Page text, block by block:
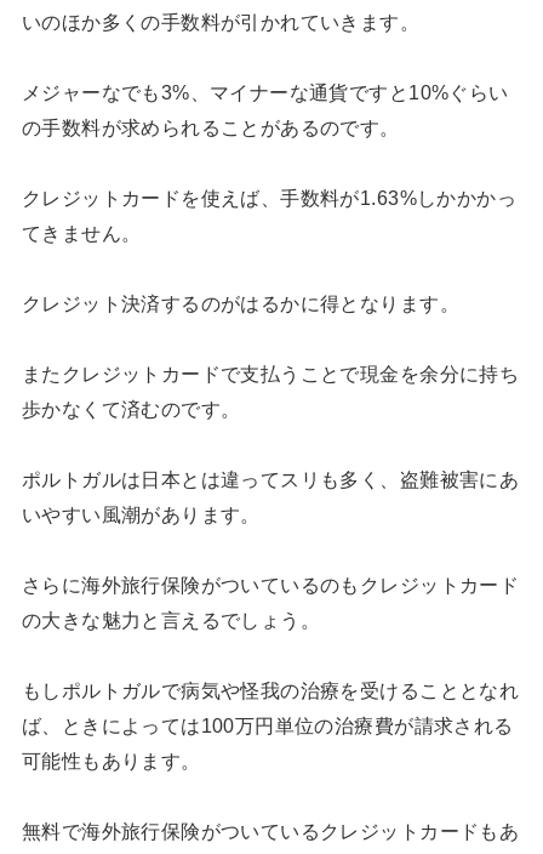
いのほか多くの手数料が引かれていきます。
メジャーなでも3%、マイナーな通貨ですと10%ぐらい
の手数料が求められることがあるのです。
クレジットカードを使えば、手数料が1.63%しかかかっ
てきません。
クレジット決済するのがはるかに得となります。
またクレジットカードで支払うことで現金を余分に持ち
歩かなくて済むのです。
ポルトガルは日本とは違ってスリも多く、盗難被害にあ
いやすい風潮があります。
さらに海外旅行保険がついているのもクレジットカード
の大きな魅力と言えるでしょう。
もしポルトガルで病気や怪我の治療を受けることとなれ
ば、ときによっては100万円単位の治療費が請求される
可能性もあります。
無料で海外旅行保険がついているクレジットカードもあ